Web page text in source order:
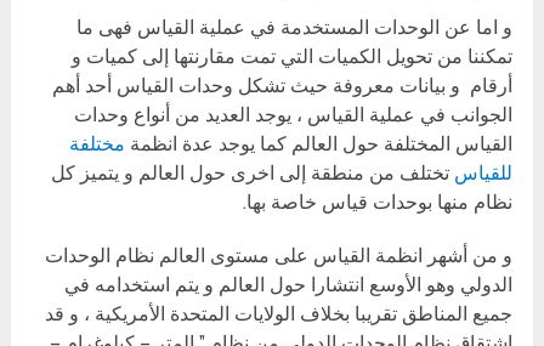
و اما عن الوحدات المستخدمة في عملية القياس فهى ما
تمكننا من تحويل الكميات التي تمت مقارنتها إلى كميات و
أرقام و بيانات معروفة حيث تشكل وحدات القياس أحد أهم
الجوانب في عملية القياس ، يوجد العديد من أنواع وحدات
القياس المختلفة حول العالم كما يوجد عدة انظمة مختلفة
للقياس تختلف من منطقة إلى اخرى حول العالم و يتميز كل
نظام منها بوحدات قياس خاصة بها.
و من أشهر انظمة القياس على مستوى العالم نظام الوحدات
الدولي وهو الأوسع انتشارا حول العالم و يتم استخدامه في
جميع المناطق تقريبا بخلاف الولايات المتحدة الأمريكية ، و قد